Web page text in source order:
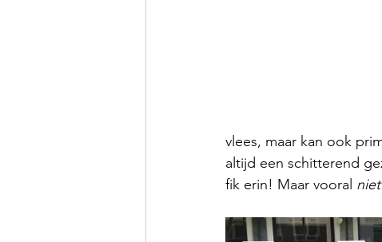
vlees, maar kan ook
altijd een schitterend
fik erin! Maar vooral niet